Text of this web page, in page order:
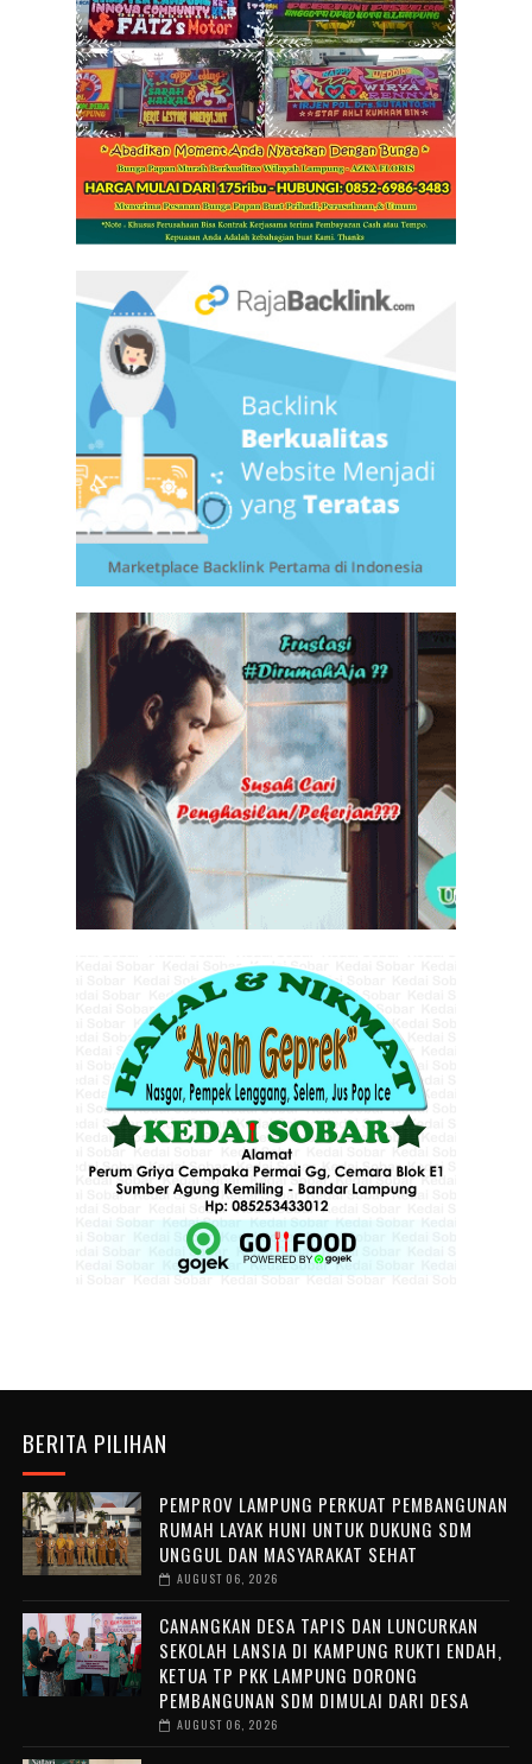
BERITA PILIHAN
PEMPROV LAMPUNG PERKUAT PEMBANGUNAN
RUMAH LAYAK HUNI UNTUK DUKUNG SDM
UNGGUL DAN MASYARAKAT SEHAT
AUGUST 06, 2026
CANANGKAN DESA TAPIS DAN LUNCURKAN
SEKOLAH LANSIA DI KAMPUNG RUKTI ENDAH,
KETUA TP PKK LAMPUNG DORONG
PEMBANGUNAN SDM DIMULAI DARI DESA
AUGUST 06, 2026